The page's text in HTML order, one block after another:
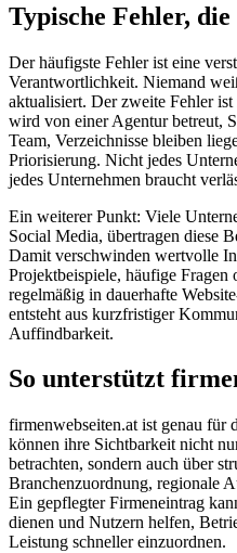
Typische Fehler,
Der häufigste Fehler ist eine
Verantwortlichkeit. Niemand
aktualisiert. Der zweite Fehler
wird von einer Agentur betreut,
Team, Verzeichnisse bleiben
Priorisierung. Nicht jedes
jedes Unternehmen braucht
Ein weiterer Punkt: Viele
Social Media, übertragen diese
Damit verschwinden wertvolle
Projektbeispiele, häufige Fragen
regelmäßig in dauerhafte
entsteht aus kurzfristiger
Auffindbarkeit.
So unterstützt
firmenwebseiten.at ist genau für
können ihre Sichtbarkeit nicht
betrachten, sondern auch über
Branchenzuordnung, regionale
Ein gepflegter Firmeneintrag
dienen und Nutzern helfen,
Leistung schneller einzuordnen.